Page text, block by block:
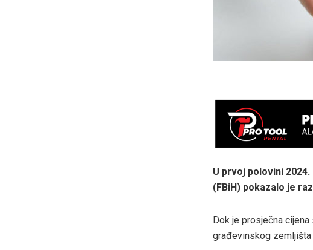
U prvoj polovini
(FBiH) pokazalo je
Dok je prosječna
građevinskog